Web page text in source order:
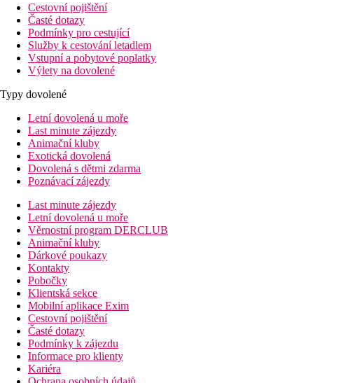
Cestovní pojištění
Časté dotazy
Podmínky pro cestující
Služby k cestování letadlem
Vstupní a pobytové poplatky
Výlety na dovolené
Typy dovolené
Letní dovolená u moře
Last minute zájezdy
Animační kluby
Exotická dovolená
Dovolená s dětmi zdarma
Poznávací zájezdy
Last minute zájezdy
Letní dovolená u moře
Věrnostní program DERCLUB
Animační kluby
Dárkové poukazy
Kontakty
Pobočky
Klientská sekce
Mobilní aplikace Exim
Cestovní pojištění
Časté dotazy
Podmínky k zájezdu
Informace pro klienty
Kariéra